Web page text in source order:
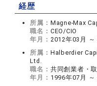
経歴
所属： Magne-Max
職名： CEO/CIO
年月： 2012年03月 ～
所属： Halberdier
Ltd.
職名： 共同創業者・
年月： 1996年07月 ～